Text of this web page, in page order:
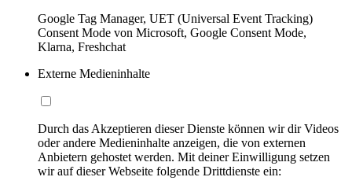
Google Tag Manager, UET (Universal Event Tracking)
Consent Mode von Microsoft, Google Consent Mode,
Klarna, Freshchat
Externe Medieninhalte
Durch das Akzeptieren dieser Dienste können wir dir Videos
oder andere Medieninhalte anzeigen, die von externen
Anbietern gehostet werden. Mit deiner Einwilligung setzen
wir auf dieser Webseite folgende Drittdienste ein: